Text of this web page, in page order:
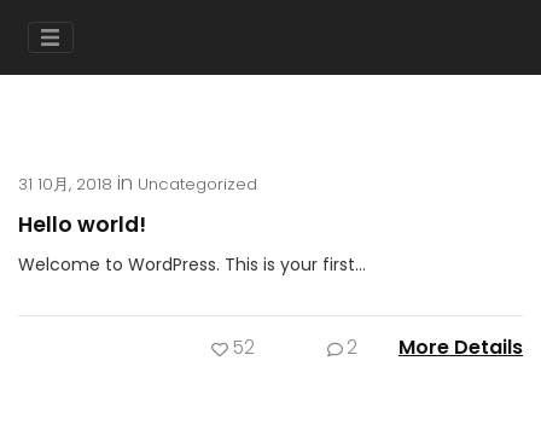
31 10月, 2018 in Uncategorized
Hello world!
Welcome to WordPress. This is your first…
52 2 More Details